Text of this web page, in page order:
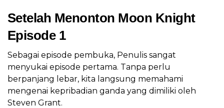
Setelah Menonton Moon Knight
Episode 1
Sebagai episode pembuka, Penulis sangat
menyukai episode pertama. Tanpa perlu
berpanjang lebar, kita langsung memahami
mengenai kepribadian ganda yang dimiliki oleh
Steven Grant.